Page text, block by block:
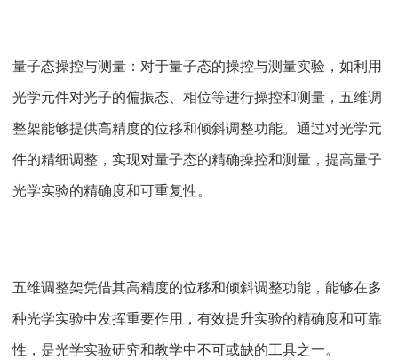
量子态操控与测量：对于量子态的操控与测量实验，如利用
光学元件对光子的偏振态、相位等进行操控和测量，五维调
整架能够提供高精度的位移和倾斜调整功能。通过对光学元
件的精细调整，实现对量子态的精确操控和测量，提高量子
光学实验的精确度和可重复性。
五维调整架凭借其高精度的位移和倾斜调整功能，能够在多
种光学实验中发挥重要作用，有效提升实验的精确度和可靠
性，是光学实验研究和教学中不可或缺的工具之一。